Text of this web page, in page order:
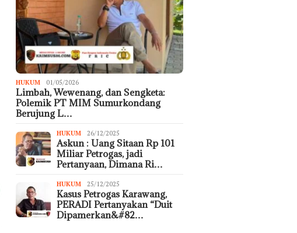
HUKUM 01/05/2026
Limbah, Wewenang, dan Sengketa:
Polemik PT MIM Sumurkondang
Berujung L…
HUKUM 26/12/2025
Askun : Uang Sitaan Rp 101
Miliar Petrogas, jadi
Pertanyaan, Dimana Ri…
HUKUM 25/12/2025
Kasus Petrogas Karawang,
PERADI Pertanyakan “Duit
Dipamerkan&#82…